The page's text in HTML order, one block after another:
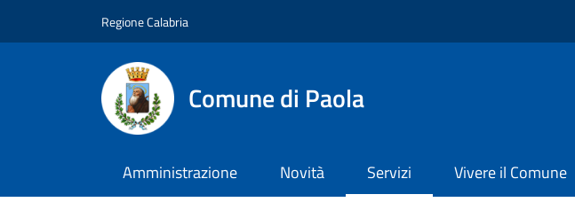
Regione Calabria
Comune di Paola
Amministrazione Novità Servizi Vivere il Comune